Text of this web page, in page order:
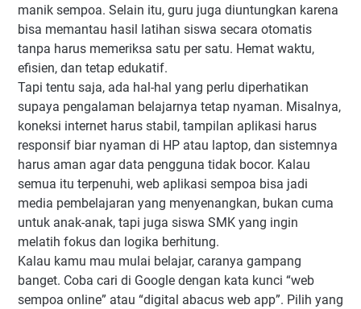
manik sempoa. Selain itu, guru juga diuntungkan karena
bisa memantau hasil latihan siswa secara otomatis
tanpa harus memeriksa satu per satu. Hemat waktu,
efisien, dan tetap edukatif.
Tapi tentu saja, ada hal-hal yang perlu diperhatikan
supaya pengalaman belajarnya tetap nyaman. Misalnya,
koneksi internet harus stabil, tampilan aplikasi harus
responsif biar nyaman di HP atau laptop, dan sistemnya
harus aman agar data pengguna tidak bocor. Kalau
semua itu terpenuhi, web aplikasi sempoa bisa jadi
media pembelajaran yang menyenangkan, bukan cuma
untuk anak-anak, tapi juga siswa SMK yang ingin
melatih fokus dan logika berhitung.
Kalau kamu mau mulai belajar, caranya gampang
banget. Coba cari di Google dengan kata kunci “web
sempoa online” atau “digital abacus web app”. Pilih yang